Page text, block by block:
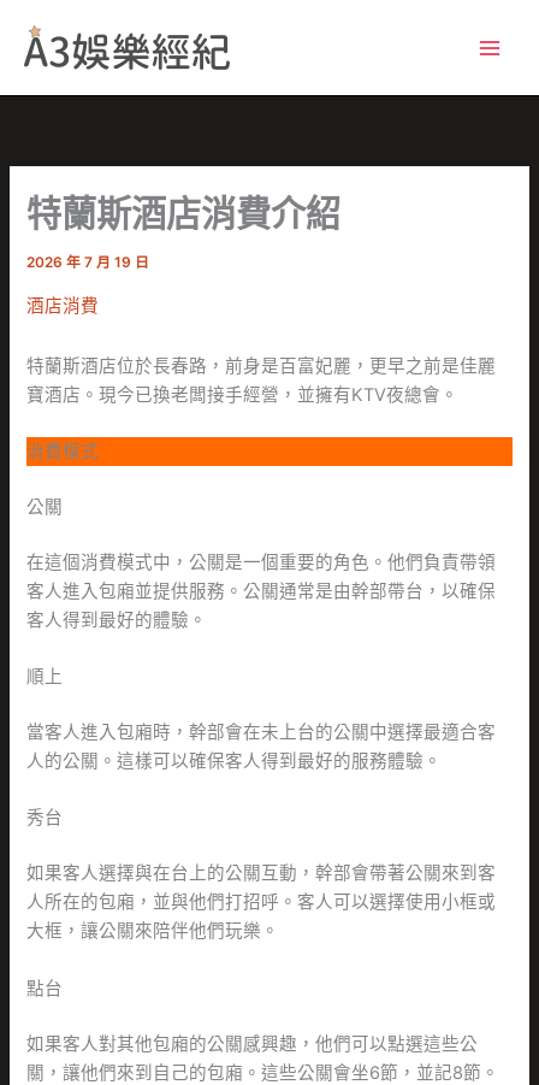
要
特蘭斯酒店消費介紹
2026 年 7 月 19 日
酒店消費
特蘭斯酒店位於長春路，前身是百富妃麗，更早之前是佳麗
寶酒店。現今已換老闆接手經營，並擁有KTV夜總會。
消費模式
公關
在這個消費模式中，公關是一個重要的角色。他們負責帶領
客人進入包廂並提供服務。公關通常是由幹部帶台，以確保
客人得到最好的體驗。
順上
當客人進入包廂時，幹部會在未上台的公關中選擇最適合客
人的公關。這樣可以確保客人得到最好的服務體驗。
秀台
如果客人選擇與在台上的公關互動，幹部會帶著公關來到客
人所在的包廂，並與他們打招呼。客人可以選擇使用小框或
大框，讓公關來陪伴他們玩樂。
點台
如果客人對其他包廂的公關感興趣，他們可以點選這些公
關，讓他們來到自己的包廂。這些公關會坐6節，並記8節。